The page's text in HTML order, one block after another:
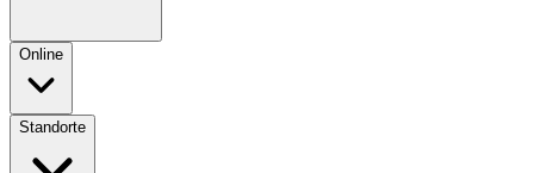
Online
Standorte